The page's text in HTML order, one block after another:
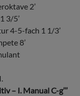
2’
3/5’
4-5-fach 1 1/3’
8’
– I. Manual C-g’’’